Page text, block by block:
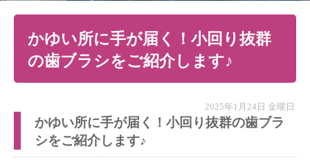
かゆい所に手が届く！小回り抜群
の歯ブラシをご紹介します♪
2025年1月24日 金曜日
かゆい所に手が届く！小回り抜群の歯ブラ
シをご紹介します♪